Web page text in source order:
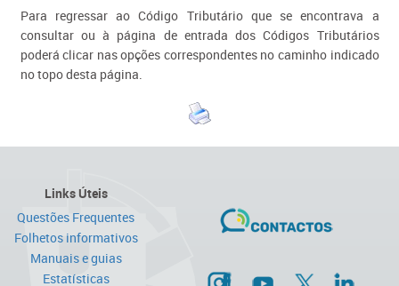
Para regressar ao Código Tributário que se encontrava a
consultar ou à página de entrada dos Códigos Tributários
poderá clicar nas opções correspondentes no caminho indicado
no topo desta página.
Links Úteis
Questões Frequentes
Folhetos informativos
Manuais e guias
Estatísticas